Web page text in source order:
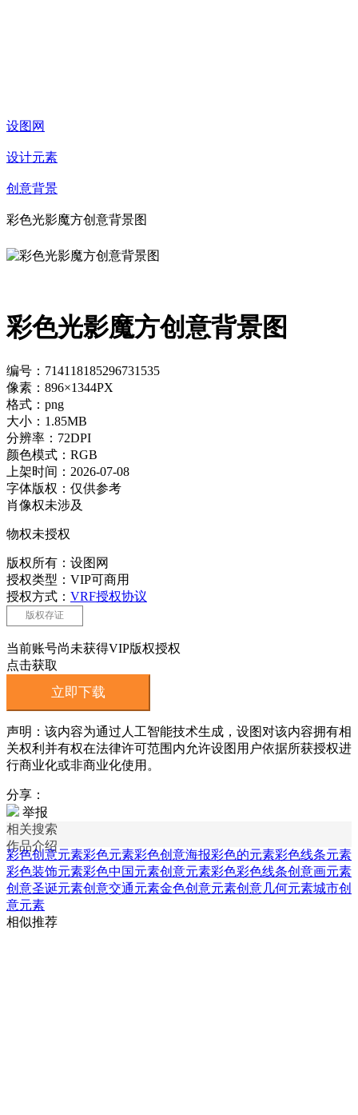
设图网
设计元素
创意背景
彩色光影魔方创意背景图
彩色光影魔方创意背景图
编号：714118185296731535
像素：896×1344PX
格式：png
大小：1.85MB
分辨率：72DPI
颜色模式：RGB
上架时间：2026-07-08
字体版权：仅供参考
肖像权未涉及
物权未授权
版权所有：设图网
授权类型：VIP可商用
授权方式： VRF授权协议
版权存证
当前账号尚未获得VIP版权授权
点击获取
立即下载
声明：该内容为通过人工智能技术生成，设图对该内容拥有相
关权利并有权在法律许可范围内允许设图用户依据所获授权进
行商业化或非商业化使用。
分享：
举报
相关搜索
作品介绍
彩色创意元素彩色元素彩色创意海报彩色的元素彩色线条元素
彩色装饰元素彩色中国元素创意元素彩色彩色线条创意画元素
创意圣诞元素创意交通元素金色创意元素创意几何元素城市创
意元素
相似推荐